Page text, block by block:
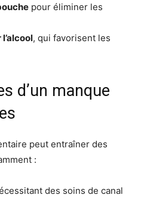
pour éliminer les
, qui favorisent les
d’un manque
peut entraîner des
:
des soins de canal